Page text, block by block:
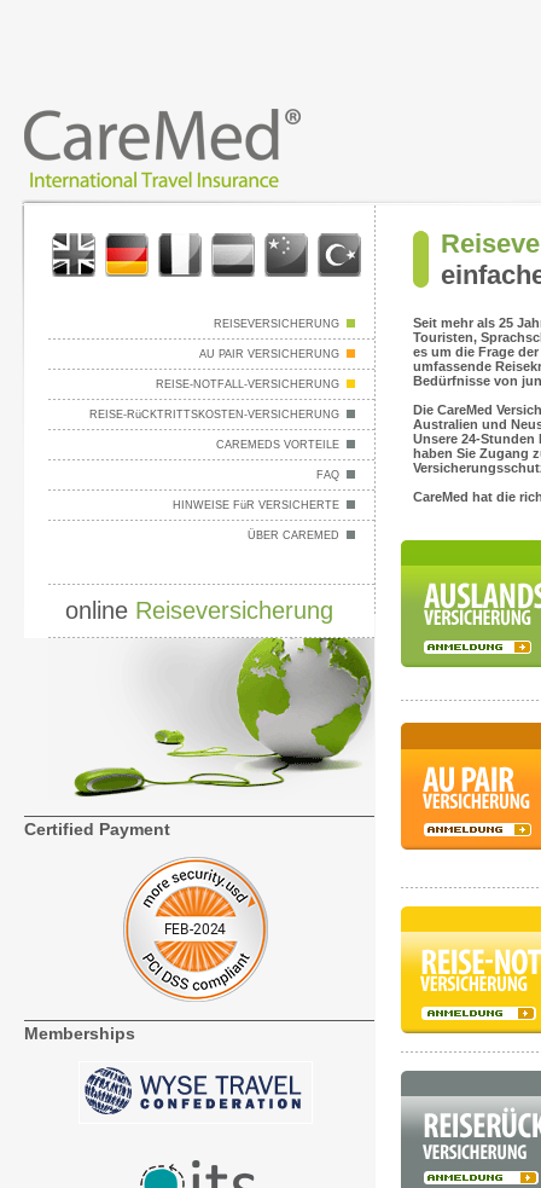
REISEVERSICHERUNG
AU PAIR VERSICHERUNG
REISE-NOTFALL-VERSICHERUNG
REISE-RüCKTRITTSKOSTEN-VERSICHERUNG
CAREMEDS VORTEILE
FAQ
HINWEISE FüR VERSICHERTE
ÜBER CAREMED
online Reiseversicherung
Certified Payment
Memberships
Seit mehr als 25
Touristen,
es um die Frage
umfassende
Bedürfnisse von
Die CareMed
Australien und
Unsere 24-
haben Sie Zugang
CareMed hat die